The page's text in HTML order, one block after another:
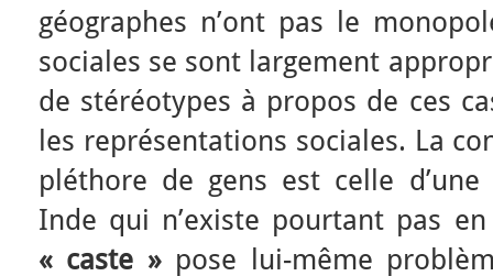
géographes n’ont pas le
sociales se sont largement
de stéréotypes à propos de ces
les représentations sociales. La
pléthore de gens est celle
Inde qui n’existe pourtant pas
« caste »pose lui-même